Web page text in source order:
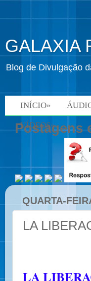
GALAXIA
Blog de Divulgação
INÍCIO»
VÍDEOS»
Postagens
QUARTA-
LA
LA